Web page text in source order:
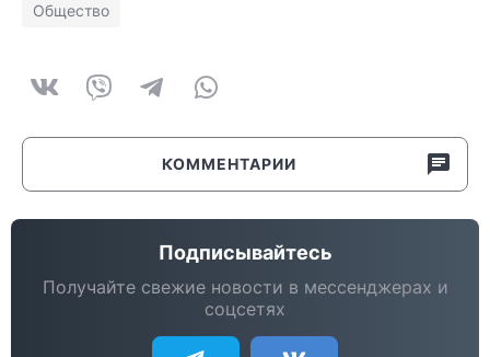
Общество
КОММЕНТАРИИ
Подписывайтесь
Получайте свежие новости в мессенджерах и
соцсетях